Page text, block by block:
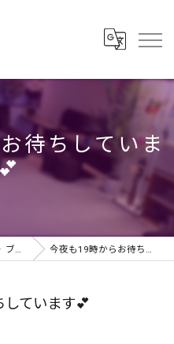
待ちしていま
ブログ 今夜も19時からお待ちしています💕
ています💕